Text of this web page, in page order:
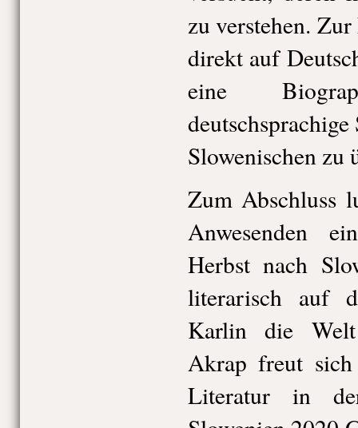
zu verstehen.
direkt auf
eine
Slowenischen zu
Zum Abschluss
Anwesenden
Herbst nach
literarisch auf
Karlin die
Akrap freut
Literatur in